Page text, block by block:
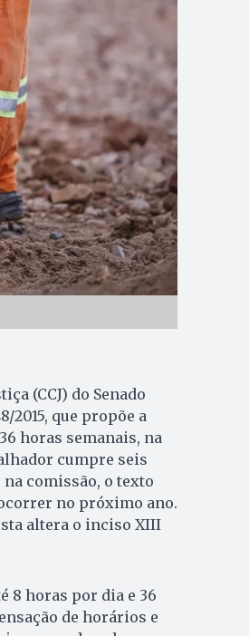
(CCJ) do Senado
2015, que propõe a
horas semanais, na
cumpre seis
comissão, o texto
no próximo ano.
altera o inciso XIII
8 horas por dia e 36
de horários e